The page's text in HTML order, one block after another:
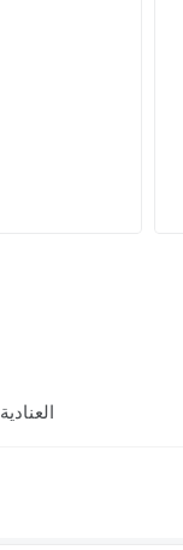
Arabie saoudite, العنادية